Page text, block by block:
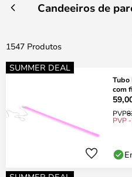
Candeeiros de
1547 Produtos
SUMMER DEAL
Tubo
com
PVP
PVP